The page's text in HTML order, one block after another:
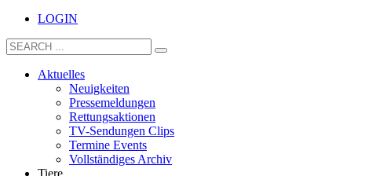
LOGIN
Aktuelles
Neuigkeiten
Pressemeldungen
Rettungsaktionen
TV-Sendungen Clips
Termine Events
Vollständiges Archiv